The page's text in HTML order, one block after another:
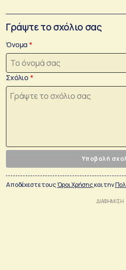
Γράψτε το σχόλιο σας
Όνομα
Σχόλιο
Υποβολή
Αποδέχεστε τουςΌροι Χρήσηςκαι την